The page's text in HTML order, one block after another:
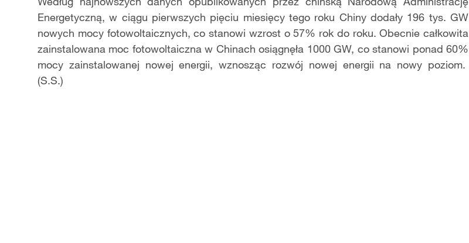
Energetyczną, w ciągu pierwszych pięciu miesięcy tego roku Chiny dodały 196 tys. GW
nowych mocy fotowoltaicznych, co stanowi wzrost o 57% rok do roku. Obecnie całkowita
zainstalowana moc fotowoltaiczna w Chinach osiągnęła 1000 GW, co stanowi ponad 60%
mocy zainstalowanej nowej energii, wznosząc rozwój nowej energii na nowy poziom.
(S.S.)